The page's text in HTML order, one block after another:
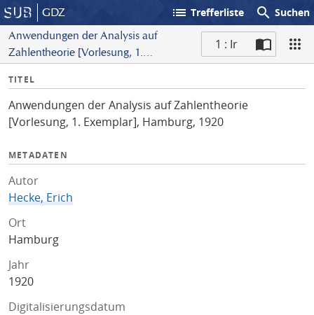
GDZ list Trefferliste search Suchen
Anwendungen der Analysis auf
Zahlentheorie [Vorlesung, 1.
1 : Ir
I
f
o
TITEL
Anwendungen der Analysis auf Zahlentheorie
[Vorlesung, 1. Exemplar], Hamburg, 1920
METADATEN
Autor
Hecke, Erich
Ort
Hamburg
Jahr
1920
Digitalisierungsdatum